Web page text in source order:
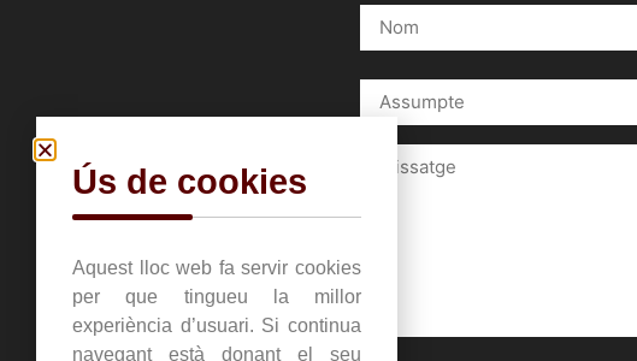
Ús de cookies
Aquest lloc web fa servir cookies
per que tingueu la millor
experiència d’usuari. Si continua
navegant està donant el seu